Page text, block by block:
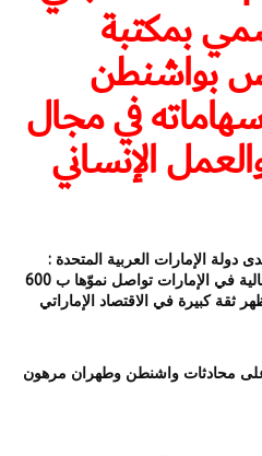
بمكتبة
بواشنطن
في مجال
الإنساني
دولة الإمارات العربية المتحدة :
الاستثمارات الإيطالية في الإمارات تواصل نموّها ب 600
ثقة كبيرة في الاقتصاد الإماراتي
محادثات واشنطن وطهران مرهون